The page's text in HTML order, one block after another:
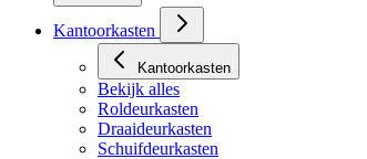
Kantoorkasten
Kantoorkasten
Bekijk alles
Roldeurkasten
Draaideurkasten
Schuifdeurkasten